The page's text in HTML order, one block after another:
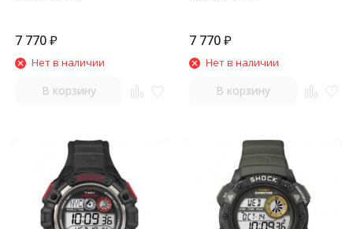
7 770₽
Нет в наличии
В корзину
7 770₽
Нет в наличии
В корзину